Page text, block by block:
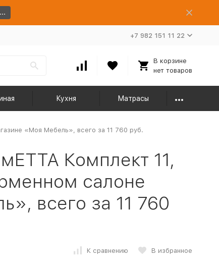
+7 982 151 11 22
В корзине
нет товаров
Кухня Матрасы
«Моя Мебель», всего за 11 760 руб.
Комплект 11,
салоне
всего за 11 760
К сравнению В избранное